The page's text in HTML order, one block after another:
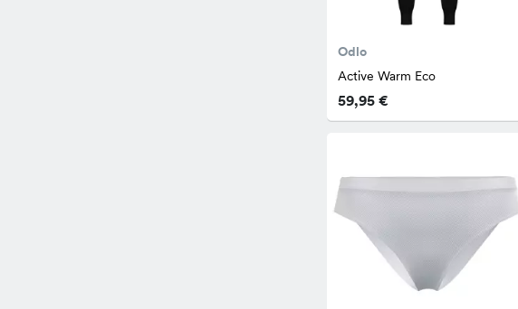
Odlo
Active Warm Eco
59,95 €